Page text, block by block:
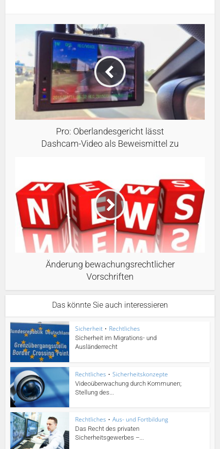
Pro: Oberlandesgericht lässt
Dashcam-Video als Beweismittel zu
Änderung bewachungsrechtlicher
Vorschriften
Das könnte Sie auch interessieren
Sicherheit • Rechtliches
Sicherheit im Migrations- und
Ausländerrecht
Rechtliches • Sicherheitskonzepte
Videoüberwachung durch Kommunen;
Stellung des...
Rechtliches • Aus- und Fortbildung
Das Recht des privaten
Sicherheitsgewerbes –...